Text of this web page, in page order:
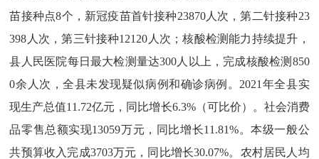
苗接种点8个， 新冠疫苗首针接种23870人次，第二针接种23
398 人次 ，第三针接种12120 人次 ；核酸检测能力持续提升，
县人民医院每日最大检测量达300人以上，完成核酸检测850
0余 人 次，全县未发现疑似病例和确诊病例。 2021年全县实
现生产总值11.72亿元，同比增长6.3%（可比价）。社会消费
品零售总额实现13059万元，同比增长11.81%。本级一般公
共预算收入完成3703万元，同比增长30.07%。农村居民人均